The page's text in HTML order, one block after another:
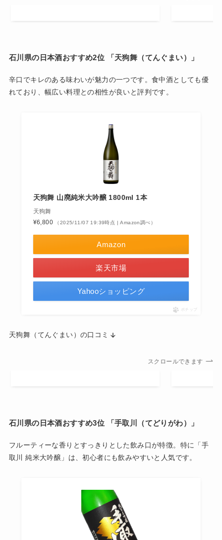
石川県の日本酒おすすめ2位 「 天狗舞（てんぐまい）」
辛口でキレのある味わいが魅力の一つです。食中酒としても優
れており、幅広い料理との相性が良いと評判です。
天狗舞 山廃純米大吟醸 1800ml 1本
天狗舞
¥6,800
（2025/11/07 19:39時点 | Amazon調べ）
Amazon
楽天市場
Yahooショッピング
ポチップ
天狗舞（てんぐまい）の口コミ
スクロールできます
石川県の日本酒おすすめ3位 「 手取川（てどりがわ）」
フルーティーな香りとすっきりとした飲み口が特徴。特に「手
取川 純米大吟醸」は、初心者にも飲みやすいと人気です。